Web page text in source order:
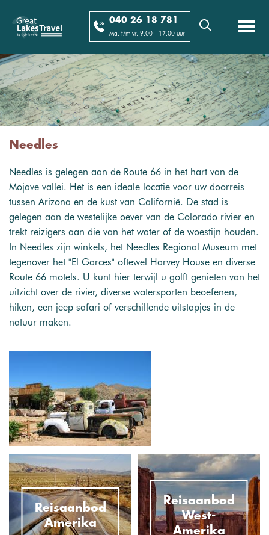
040 26 18 781
Ma. t/m vr. 9.00 - 17.00 uur
Needles
Needles is gelegen aan de Route 66 in het hart van de
Mojave vallei. Het is een ideale locatie voor uw doorreis
tussen Arizona en de kust van Californië. De stad is
gelegen aan de westelijke oever van de Colorado rivier en
trekt reizigers aan die van het water of de woestijn houden.
In Needles zijn winkels, het Needles Regional Museum met
tegenover het "El Garces" oftewel Harvey House en diverse
Route 66 motels. U kunt hier terwijl u golft genieten van het
uitzicht over de rivier, diverse watersporten beoefenen,
hiken, een jeep safari of verschillende uitstapjes in de
natuur maken.
Reisaanbod
Amerika
Reisaanbod
West-
Amerika